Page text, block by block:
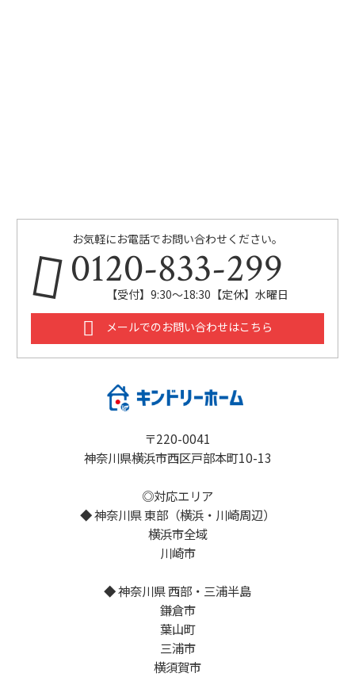
お気軽にお電話でお問い合わせください。
0120-833-299
【受付】9:30～18:30【定休】水曜日
メールでのお問い合わせはこちら
〒220-0041
神奈川県横浜市西区戸部本町10-13
◎対応エリア
◆ 神奈川県 東部（横浜・川崎周辺）
横浜市全域
川崎市
◆ 神奈川県 西部・三浦半島
鎌倉市
葉山町
三浦市
横須賀市